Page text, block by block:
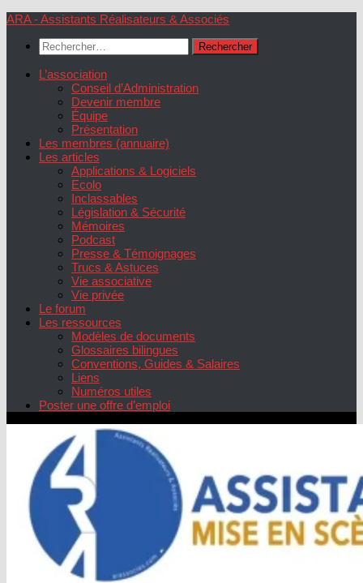
Skip
content
ARA - Assistants Réalisateurs & Associés
Rechercher :
L’association
Conseil d’Administration
Devenir membre
Équipe
Présentation
Les membres (annuaire)
Les articles
Applications & Logiciels
Ecolo
Inclassables
Législation & Sécurité
Mémoires
Podcast
Presse & Témoignages
Trucs & Astuces
Vie associative
Vie privée
Le forum
Les ressources
Modèles de documents
Glossaires bilingues
Conventions, Guides & Salaires
Liens
Numéros utiles
Poster une offre d’emploi